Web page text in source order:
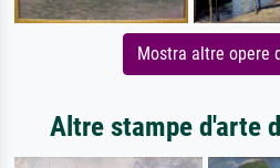
Mostra altre opere
Altre stampe d'arte